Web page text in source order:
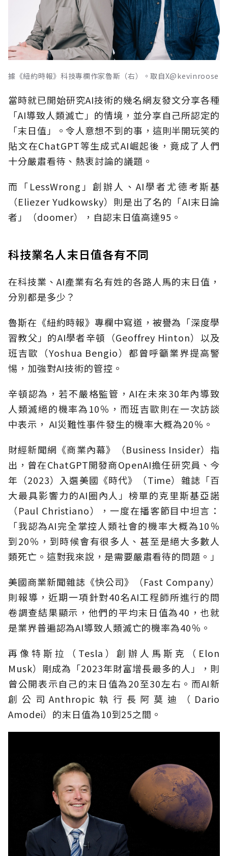
據《紐約時報》科技專欄作家魯斯（右）。取自X@kevinroose
當時就已開始研究AI技術的幾名網友發文分享各種
「AI導致人類滅亡」的情境，並分享自己所認定的
「末日值」。令人意想不到的事，這則半開玩笑的
貼文在ChatGPT等生成式AI崛起後，竟成了人們
十分嚴肅看待、熱衷討論的議題。
而「LessWrong」創辦人、AI學者尤德考斯基
（Eliezer Yudkowsky）則是出了名的「AI末日論
者」（doomer），自認末日值高達95。
科技業名人末日值各有不同
在科技業、AI產業有名有姓的各路人馬的末日值，
分別都是多少？
魯斯在《紐約時報》專欄中寫道，被譽為「深度學
習教父」的AI學者辛頓（Geoffrey Hinton）以及
班吉歐（Yoshua Bengio）都曾呼籲業界提高警
惕，加強對AI技術的管控。
辛頓認為，若不嚴格監管，AI在未來30年內導致
人類滅絕的機率為10％，而班吉歐則在一次訪談
中表示， AI災難性事件發生的機率大概為20％。
財經新聞網《商業內幕》（Business Insider）指
出，曾在ChatGPT開發商OpenAI擔任研究員、今
年（2023）入選美國《時代》（Time）雜誌「百
大最具影響力的AI圈內人」榜單的克里斯基亞諾
（Paul Christiano），一度在播客節目中坦言：
「我認為AI完全掌控人類社會的機率大概為10％
到20％，到時候會有很多人、甚至是絕大多數人
類死亡。這對我來說，是需要嚴肅看待的問題。」
美國商業新聞雜誌《快公司》（Fast Company）
則報導，近期一項針對40名AI工程師所進行的問
卷調查結果顯示，他們的平均末日值為40，也就
是業界普遍認為AI導致人類滅亡的機率為40％。
再像特斯拉（Tesla）創辦人馬斯克（Elon
Musk）剛成為「2023年財富增長最多的人」，則
曾公開表示自己的末日值為20至30左右。而AI新
創公司Anthropic執行長阿莫迪（Dario
Amodei）的末日值為10到25之間。